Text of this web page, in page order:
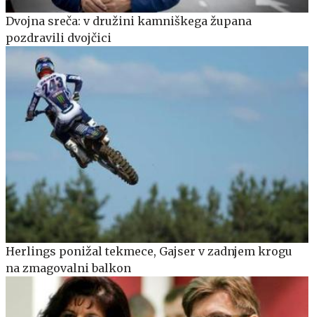
Dvojna sreča: v družini kamniškega župana
pozdravili dvojčici
Herlings ponižal tekmece, Gajser v zadnjem krogu
na zmagovalni balkon